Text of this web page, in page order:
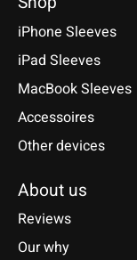
iPhone Sleeves
iPad Sleeves
MacBook Sleeves
Accessoires
Other devices
About us
Reviews
Our why